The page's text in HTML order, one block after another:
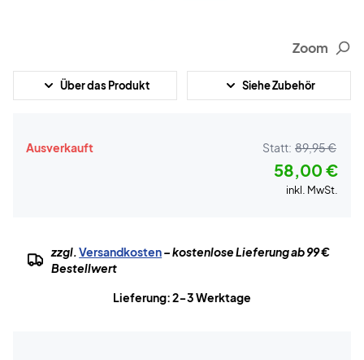
Zoom
Über das Produkt Siehe Zubehör
Ausverkauft Statt: 89,95 €
58,00 €
inkl. MwSt.
zzgl.Versandkosten– kostenlose Lieferung ab 99 €
Bestellwert
Lieferung: 2-3 Werktage